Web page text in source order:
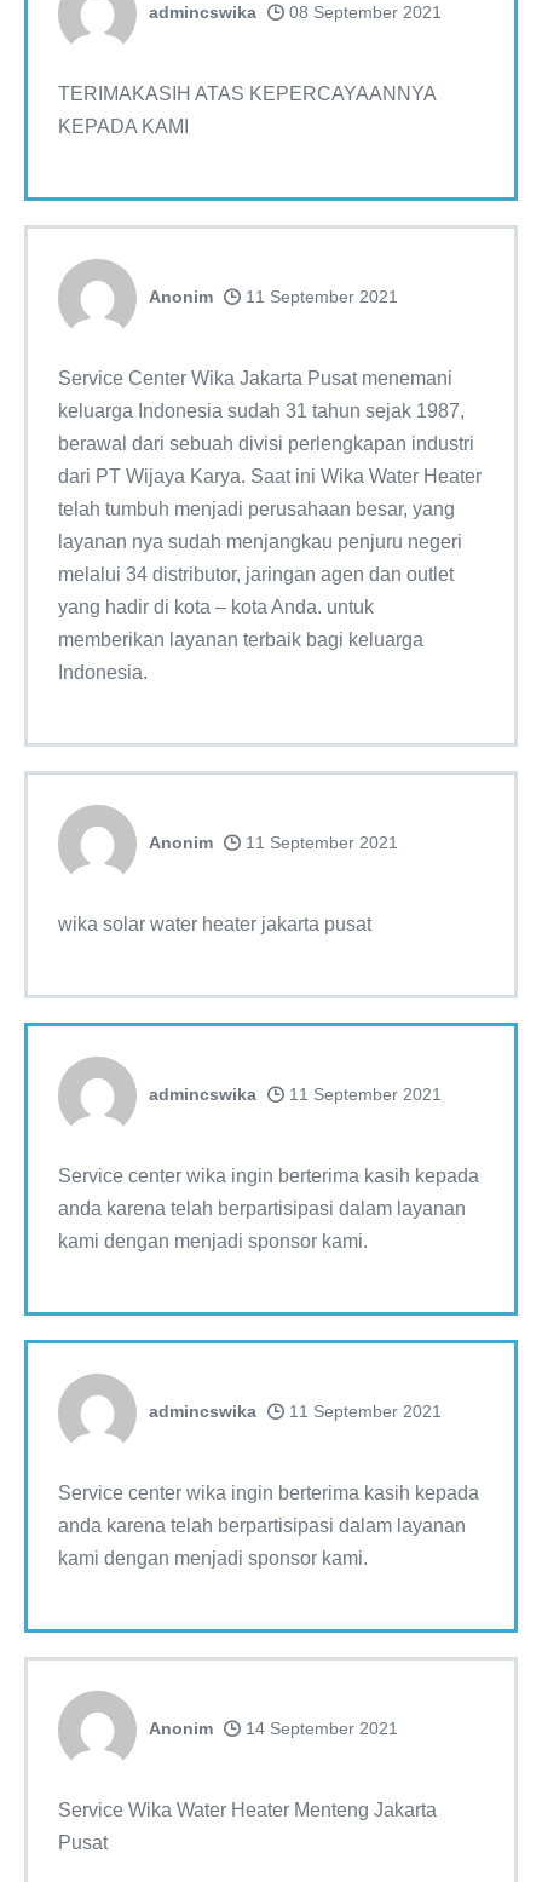
admincswika 08 September 2021
TERIMAKASIH ATAS KEPERCAYAANNYA
KEPADA KAMI
Anonim 11 September 2021
Service Center Wika Jakarta Pusat menemani
keluarga Indonesia sudah 31 tahun sejak 1987,
berawal dari sebuah divisi perlengkapan industri
dari PT Wijaya Karya. Saat ini Wika Water Heater
telah tumbuh menjadi perusahaan besar, yang
layanan nya sudah menjangkau penjuru negeri
melalui 34 distributor, jaringan agen dan outlet
yang hadir di kota – kota Anda. untuk
memberikan layanan terbaik bagi keluarga
Indonesia.
Anonim 11 September 2021
wika solar water heater jakarta pusat
admincswika 11 September 2021
Service center wika ingin berterima kasih kepada
anda karena telah berpartisipasi dalam layanan
kami dengan menjadi sponsor kami.
admincswika 11 September 2021
Service center wika ingin berterima kasih kepada
anda karena telah berpartisipasi dalam layanan
kami dengan menjadi sponsor kami.
Anonim 14 September 2021
Service Wika Water Heater Menteng Jakarta
Pusat